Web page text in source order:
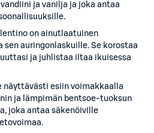
ja vanilja ja joka antaa
on ainutlaatuinen
sen auringonlaskuille. Se korostaa
ja juhlistaa iltaa ikuisessa
näyttävästi esiin voimakkaalla
ja lämpimän bentsoe-tuoksun
joka antaa säkenöiville